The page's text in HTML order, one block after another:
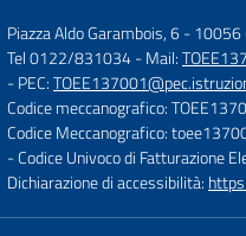
Piazza Aldo Garambois, 6-10056
Tel 0122/831034- Mail:
- PEC:
Codice meccanografico:
Codice Meccanografico:
- Codice Univoco di Fatturazione
Dichiarazione di accessibilità: